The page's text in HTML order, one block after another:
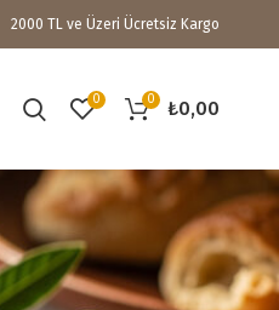
2000 TL ve Üzeri Ücretsiz Kargo
0 0 ₺0,00